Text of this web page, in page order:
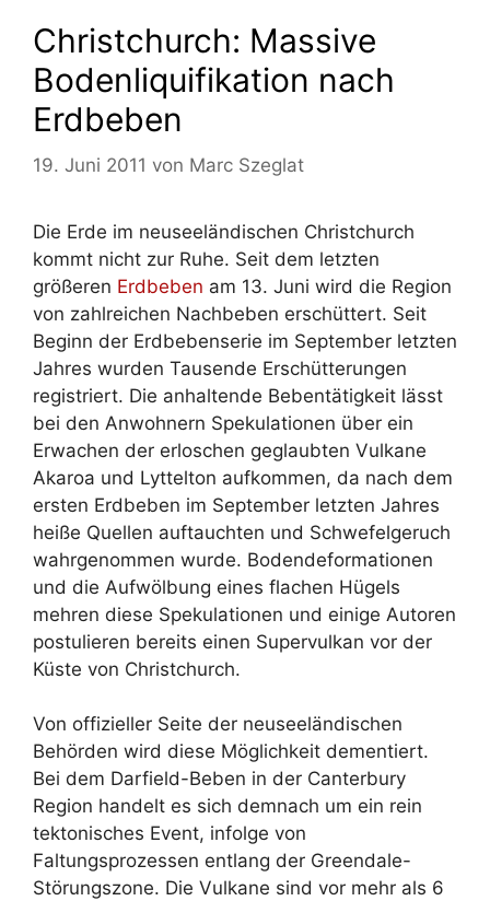
Christchurch: Massive
Bodenliquifikation nach
Erdbeben
19. Juni 2011 von Marc Szeglat
Die Erde im neuseeländischen Christchurch
kommt nicht zur Ruhe. Seit dem letzten
größeren Erdbeben am 13. Juni wird die Region
von zahlreichen Nachbeben erschüttert. Seit
Beginn der Erdbebenserie im September letzten
Jahres wurden Tausende Erschütterungen
registriert. Die anhaltende Bebentätigkeit lässt
bei den Anwohnern Spekulationen über ein
Erwachen der erloschen geglaubten Vulkane
Akaroa und Lyttelton aufkommen, da nach dem
ersten Erdbeben im September letzten Jahres
heiße Quellen auftauchten und Schwefelgeruch
wahrgenommen wurde. Bodendeformationen
und die Aufwölbung eines flachen Hügels
mehren diese Spekulationen und einige Autoren
postulieren bereits einen Supervulkan vor der
Küste von Christchurch.
Von offizieller Seite der neuseeländischen
Behörden wird diese Möglichkeit dementiert.
Bei dem Darfield-Beben in der Canterbury
Region handelt es sich demnach um ein rein
tektonisches Event, infolge von
Faltungsprozessen entlang der Greendale-
Störungszone. Die Vulkane sind vor mehr als 6